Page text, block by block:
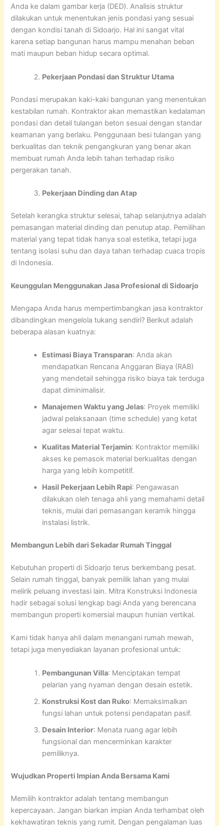
Anda ke dalam gambar kerja (DED). Analisis struktur
dilakukan untuk menentukan jenis pondasi yang sesuai
dengan kondisi tanah di Sidoarjo. Hal ini sangat vital
karena setiap bangunan harus mampu menahan beban
mati maupun beban hidup secara optimal.
Pekerjaan Pondasi dan Struktur Utama
Pondasi merupakan kaki-kaki bangunan yang menentukan
kestabilan rumah. Kontraktor akan memastikan kedalaman
pondasi dan detail tulangan beton sesuai dengan standar
keamanan yang berlaku. Penggunaan besi tulangan yang
berkualitas dan teknik pengangkuran yang benar akan
membuat rumah Anda lebih tahan terhadap risiko
pergerakan tanah.
Pekerjaan Dinding dan Atap
Setelah kerangka struktur selesai, tahap selanjutnya adalah
pemasangan material dinding dan penutup atap. Pemilihan
material yang tepat tidak hanya soal estetika, tetapi juga
tentang isolasi suhu dan daya tahan terhadap cuaca tropis
di Indonesia.
Keunggulan Menggunakan Jasa Profesional di Sidoarjo
Mengapa Anda harus mempertimbangkan jasa kontraktor
dibandingkan mengelola tukang sendiri? Berikut adalah
beberapa alasan kuatnya:
Estimasi Biaya Transparan: Anda akan
mendapatkan Rencana Anggaran Biaya (RAB)
yang mendetail sehingga risiko biaya tak terduga
dapat diminimalisir.
Manajemen Waktu yang Jelas: Proyek memiliki
jadwal pelaksanaan (time schedule) yang ketat
agar selesai tepat waktu.
Kualitas Material Terjamin: Kontraktor memiliki
akses ke pemasok material berkualitas dengan
harga yang lebih kompetitif.
Hasil Pekerjaan Lebih Rapi: Pengawasan
dilakukan oleh tenaga ahli yang memahami detail
teknis, mulai dari pemasangan keramik hingga
instalasi listrik.
Membangun Lebih dari Sekadar Rumah Tinggal
Kebutuhan properti di Sidoarjo terus berkembang pesat.
Selain rumah tinggal, banyak pemilik lahan yang mulai
melirik peluang investasi lain. Mitra Konstruksi Indonesia
hadir sebagai solusi lengkap bagi Anda yang berencana
membangun properti komersial maupun hunian vertikal.
Kami tidak hanya ahli dalam menangani rumah mewah,
tetapi juga menyediakan layanan profesional untuk:
Pembangunan Villa: Menciptakan tempat
pelarian yang nyaman dengan desain estetik.
Konstruksi Kost dan Ruko: Memaksimalkan
fungsi lahan untuk potensi pendapatan pasif.
Desain Interior: Menata ruang agar lebih
fungsional dan mencerminkan karakter
pemiliknya.
Wujudkan Properti Impian Anda Bersama Kami
Memilih kontraktor adalah tentang membangun
kepercayaan. Jangan biarkan impian Anda terhambat oleh
kekhawatiran teknis yang rumit. Dengan pengalaman luas